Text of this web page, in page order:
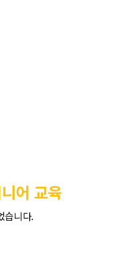
어 교육
습니다.